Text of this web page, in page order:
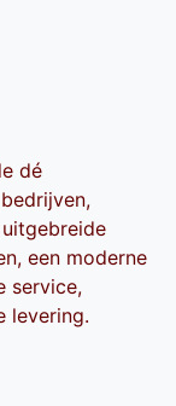
dé
een moderne
service,
levering.